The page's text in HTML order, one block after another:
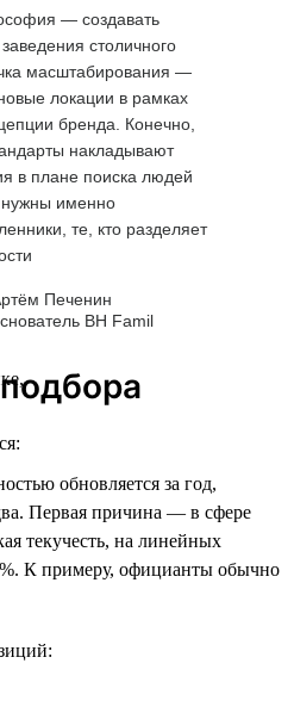
— создавать
столичного
масштабирования —
локации в рамках
бренда. Конечно,
накладывают
в плане поиска людей
нужны именно
те, кто разделяет
Печенин
BH Famil
обновляется за год,
Первая причина — в сфере
текучесть, на линейных
К примеру, официанты обычно